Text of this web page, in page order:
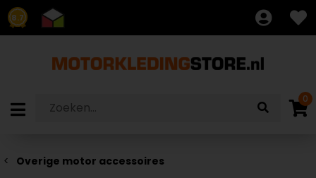
8.7
0
Overige motor accessoires